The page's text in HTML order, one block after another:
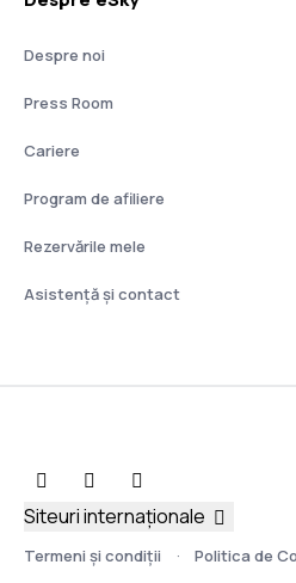
Despre noi
Press Room
Cariere
Program de afiliere
Rezervările mele
Asistenţă şi contact
Termeni şi condiţii Politica de
Siteuri internaționale